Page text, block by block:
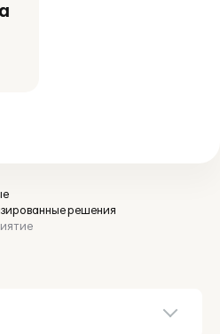
решения